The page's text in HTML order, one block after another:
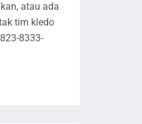
atau ada
tim kledo
8333-